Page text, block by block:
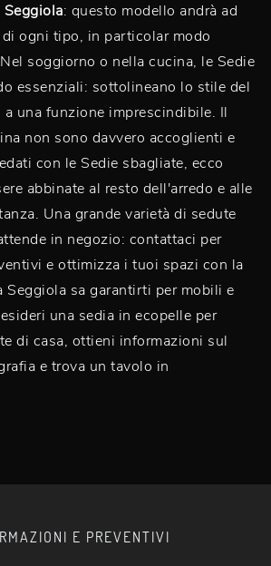
: questo modello andrà ad
ogni tipo, in particolar modo
soggiorno o nella cucina, le Sedie
essenziali: sottolineano lo stile del
una funzione imprescindibile. Il
non sono davvero accoglienti e
con le Sedie sbagliate, ecco
abbinate al resto dell'arredo e alle
Una grande varietà di sedute
in negozio: contattaci per
e ottimizza i tuoi spazi con la
Seggiola sa garantirti per mobili e
una sedia in ecopelle per
di casa, ottieni informazioni sul
e trova un tavolo in
E PREVENTIVI